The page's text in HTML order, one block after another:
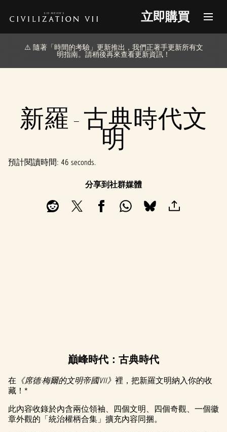
立即購買
⚠️ 隨著「時間的考驗」更新推出，我們正著手更新所有文
明指南。請稍後再來查看更新資訊！
新羅 - 古典時代文
明
預計閱讀時間 46 seconds
分享到社群媒體
c
c
e
巔峰時代：古典時代
在 《席德·梅爾的文明帝國VII》 裡，把新羅文明納入你的收
藏！*
此內容收錄於內含兩位領袖、四個文明、四個奇觀、一個徽
章外觀的「統治權柄合集」擴充內容同捆。